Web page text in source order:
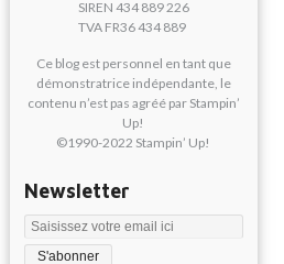
SIREN 434 889 226
TVA FR36 434 889
Ce blog est personnel en tant que
démonstratrice indépendante, le
contenu n’est pas agréé par Stampin’
Up!
©1990-2022 Stampin’ Up!
Newsletter